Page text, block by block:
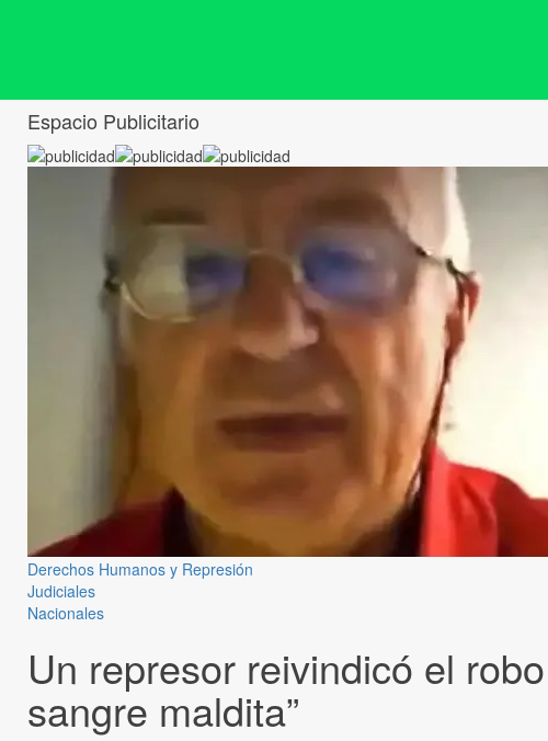
Espacio Publicitario
Derechos Humanos y Represión
Judiciales
Nacionales
Un represor reivindicó el
sangre maldita”